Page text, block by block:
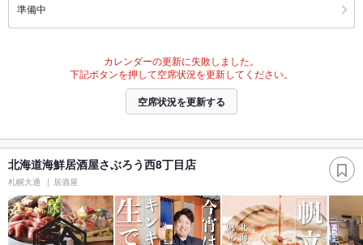
準備中
カレンダーの更新に失敗しました。
下記ボタンを押して空席状況を更新してください。
空席状況を更新する
北海道海鮮居酒屋さぶろう西8丁目店
札幌大通 居酒屋